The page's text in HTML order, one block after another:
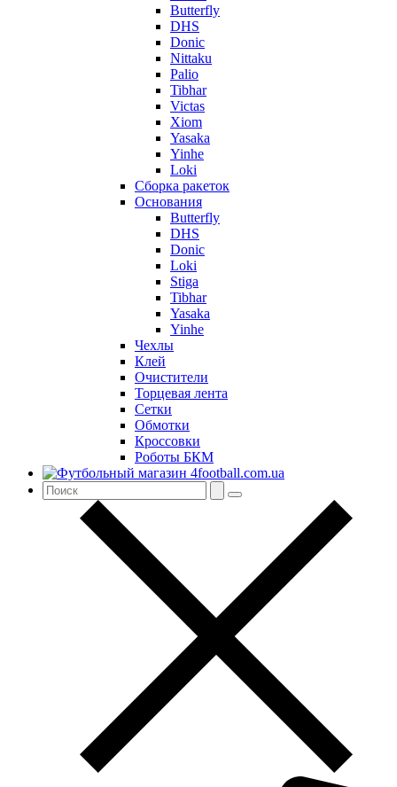
Butterfly
DHS
Donic
Nittaku
Palio
Tibhar
Victas
Xiom
Yasaka
Yinhe
Loki
Сборка ракеток
Основания
Butterfly
DHS
Donic
Loki
Stiga
Tibhar
Yasaka
Yinhe
Чехлы
Клей
Очистители
Торцевая лента
Сетки
Обмотки
Кроссовки
Роботы БКМ